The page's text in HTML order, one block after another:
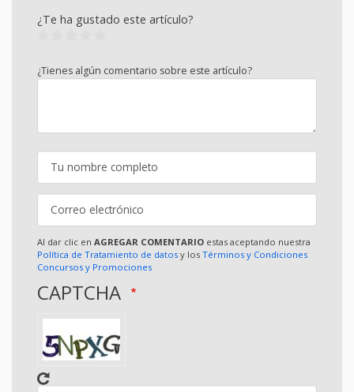
¿Te ha gustado este artículo?
¿Tienes algún comentario sobre este artículo?
Al dar clic en AGREGAR COMENTARIO estas aceptando nuestra
Política de Tratamiento de datos y los Términos y Condiciones
Concursos y Promociones
CAPTCHA